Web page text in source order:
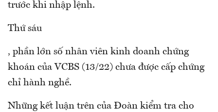
trước khi nhập lệnh.
Thứ sáu
, phần lớn số nhân viên kinh doanh chứng
khoán của VCBS (13/22) chưa được cấp chứng
chỉ hành nghề.
Những kết luận trên của Đoàn kiểm tra cho